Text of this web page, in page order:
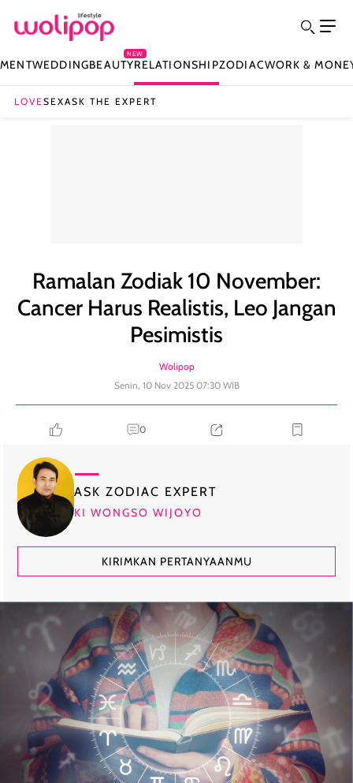
WEDDINGBEAUTY
NEW
RELATIONSHIPZODIACWORK &
LOVESEXASK THE EXPERT
Ramalan Zodiak 10 November:
Cancer Harus Realistis, Leo Jangan
Pesimistis
Wolipop
Senin, 10 Nov 2025 07:30 WIB
0
ASK ZODIAC EXPERT
KI WONGSO WIJOYO
KIRIMKAN PERTANYAANMU